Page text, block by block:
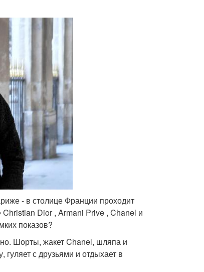
- в столице Франции проходит
Dior , Armani Prive , Chanel и
показов?
Шорты, жакет Chanel, шляпа и
с друзьями и отдыхает в